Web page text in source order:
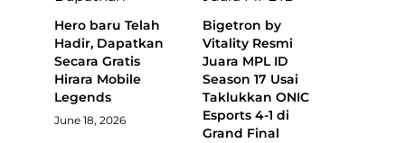
Hero baru Telah
Hadir, Dapatkan
Secara Gratis
Hirara Mobile
Legends
June 18, 2026
Bigetron by
Vitality Resmi
Juara MPL ID
Season 17 Usai
Taklukkan ONIC
Esports 4-1 di
Grand Final